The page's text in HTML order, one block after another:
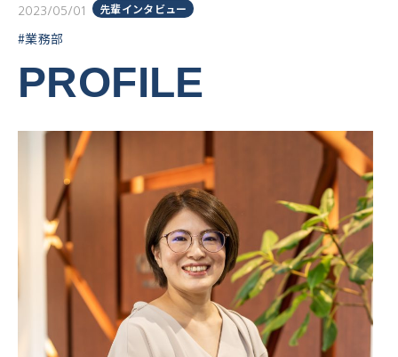
2023/05/01 先輩インタビュー
#業務部
PROFILE